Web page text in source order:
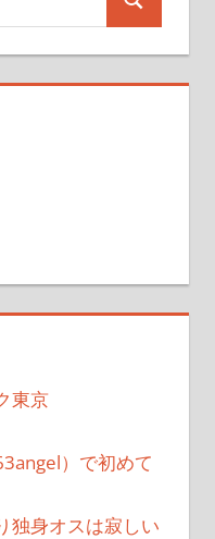
検
東京
）で初めて
独身オスは寂しい